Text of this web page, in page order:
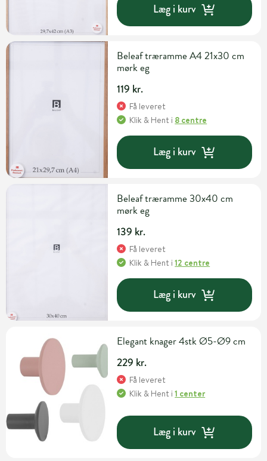
Læg i kurv
Beleaf træramme A4 21x30 cm
mørk eg
119 kr.
Få leveret
Klik & Hent i 8 centre
Læg i kurv
Beleaf træramme 30x40 cm
mørk eg
139 kr.
Få leveret
Klik & Hent i12 centre
Læg i kurv
Elegant knager 4stk Ø5-Ø9 cm
229 kr.
Få leveret
Klik & Hent i1 center
Læg i kurv